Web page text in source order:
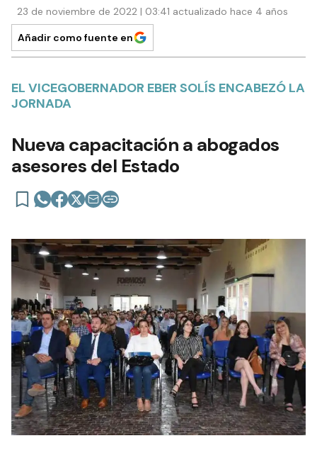
23 de noviembre de 2022 | 03:41 actualizado hace 4 años
Añadir como fuente en
EL VICEGOBERNADOR EBER SOLÍS ENCABEZÓ LA
JORNADA
Nueva capacitación a abogados
asesores del Estado